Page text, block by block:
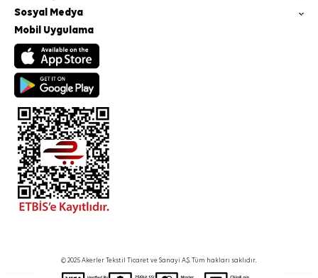
Sosyal Medya
Mobil Uygulama
© 2025 Akerler Tekstil Ticaret ve Sanayi A.Ş. Tüm hakları saklıdır.